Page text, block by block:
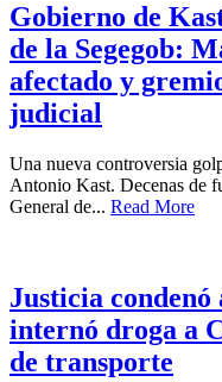
Gobierno de
de la Segegob:
afectado y
judicial
Una nueva controversia
Antonio Kast. Decenas de
General de... Read More
Justicia
internó droga a
de transporte